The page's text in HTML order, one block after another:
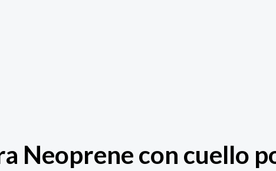
Neoprene con cuello